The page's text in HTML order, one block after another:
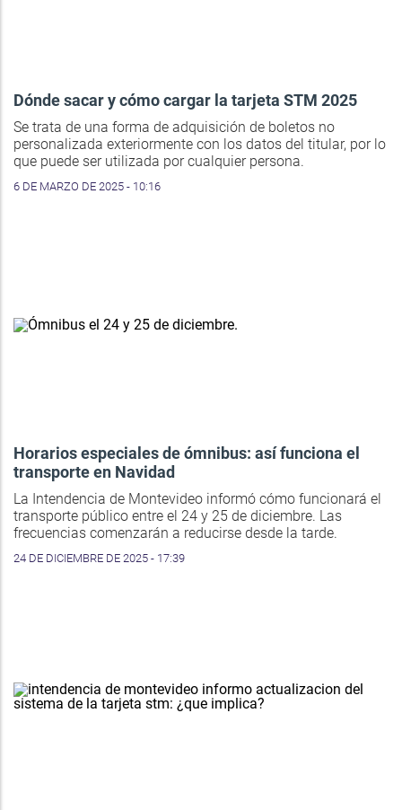
Dónde sacar y cómo cargar la tarjeta STM 2025
Se trata de una forma de adquisición de boletos no
personalizada exteriormente con los datos del titular, por lo
que puede ser utilizada por cualquier persona.
6 DE MARZO DE 2025 - 10:16
Horarios especiales de ómnibus: así funciona el
transporte en Navidad
La Intendencia de Montevideo informó cómo funcionará el
transporte público entre el 24 y 25 de diciembre. Las
frecuencias comenzarán a reducirse desde la tarde.
24 DE DICIEMBRE DE 2025 - 17:39